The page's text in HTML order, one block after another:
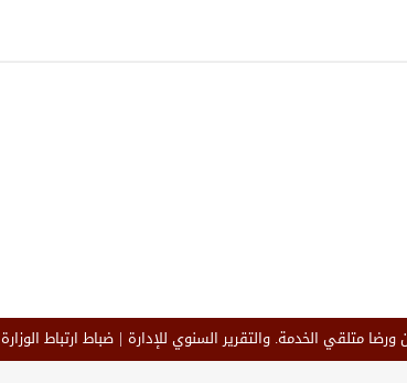
متلقي الخدمة. والتقرير السنوي للإدارة ضباط ارتباط الوزارة